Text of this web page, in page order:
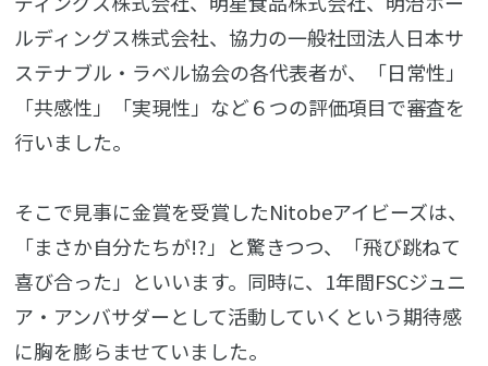
ルディングス株式会社、協力の一般社団法人日本サ
ステナブル・ラベル協会の各代表者が、「日常性」
「共感性」「実現性」など６つの評価項目で審査を
行いました。
そこで見事に金賞を受賞したNitobeアイビーズは、
「まさか自分たちが!?」と驚きつつ、「飛び跳ねて
喜び合った」といいます。同時に、1年間FSCジュニ
ア・アンバサダーとして活動していくという期待感
に胸を膨らませていました。